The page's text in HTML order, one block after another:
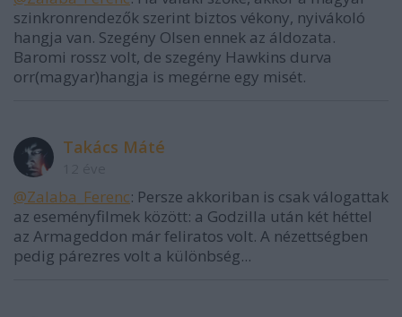
szinkronrendezők szerint biztos vékony, nyivákoló
hangja van. Szegény Olsen ennek az áldozata.
Baromi rossz volt, de szegény Hawkins durva
orr(magyar)hangja is megérne egy misét.
Takács Máté
@Zalaba_Ferenc: Persze akkoriban is csak válogattak
az eseményfilmek között: a Godzilla után két héttel
az Armageddon már feliratos volt. A nézettségben
pedig párezres volt a különbség...